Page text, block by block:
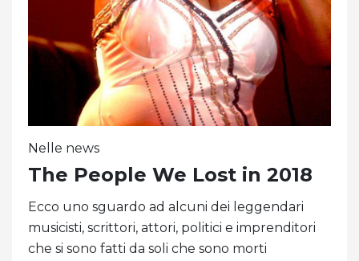
Nelle news
The People We Lost in 2018
Ecco uno sguardo ad alcuni dei leggendari
musicisti, scrittori, attori, politici e imprenditori
che si sono fatti da soli che sono morti